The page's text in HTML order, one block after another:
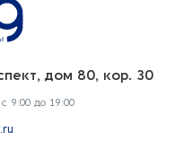
дом 80, кор. 30
9:00 до 19:00